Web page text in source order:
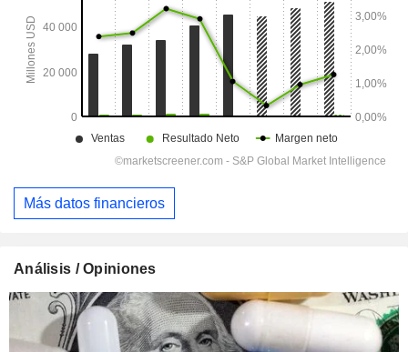
Más datos financieros
Análisis / Opiniones